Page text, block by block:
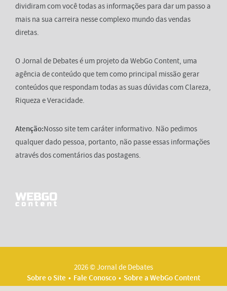
dividiram com você todas as informações para dar um passo a
mais na sua carreira nesse complexo mundo das vendas
diretas.
O Jornal de Debates é um projeto da WebGo Content, uma
agência de conteúdo que tem como principal missão gerar
conteúdos que respondam todas as suas dúvidas com Clareza,
Riqueza e Veracidade.
Atenção:Nosso site tem caráter informativo. Não pedimos
qualquer dado pessoa, portanto, não passe essas informações
através dos comentários das postagens.
2026 © Jornal de Debates
Sobre o Site
Fale Conosco
Sobre a WebGo Content